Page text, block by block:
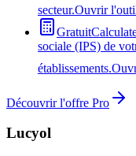
secteur.Ouvrir
Gratuit
sociale (IPS) de
établissements.
Découvrir l'offre Pro
Lucyol